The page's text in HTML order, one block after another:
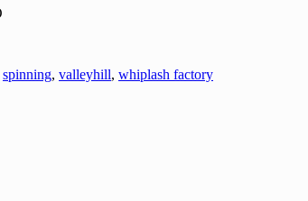
spinning, valleyhill, whiplash factory